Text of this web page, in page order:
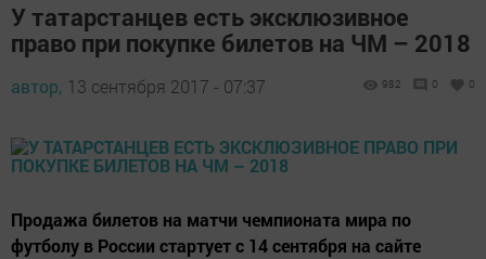
У татарстанцев есть эксклюзивное
право при покупке билетов на ЧМ – 2018
автор, 13 сентября 2017 - 07:37 982 0 0
Продажа билетов на матчи чемпионата мира по
футболу в России стартует с 14 сентября на сайте